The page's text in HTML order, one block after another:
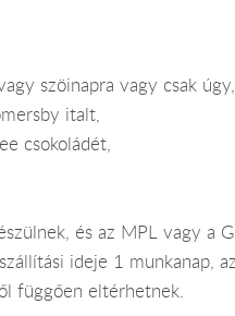
szöinapra vagy csak
italt,
csokoládét,
és az MPL vagy a
ideje 1 munkanap,
függően eltérhetnek.